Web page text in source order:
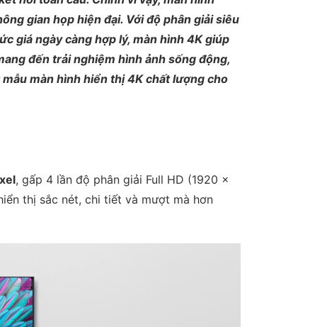
gian họp hiện đại. Với độ phân giải siêu
giá ngày càng hợp lý, màn hình 4K giúp
đến trải nghiệm hình ảnh sống động,
màn hình hiển thị 4K chất lượng cho
, gấp 4 lần độ phân giải Full HD (1920 x
thị sắc nét, chi tiết và mượt mà hơn